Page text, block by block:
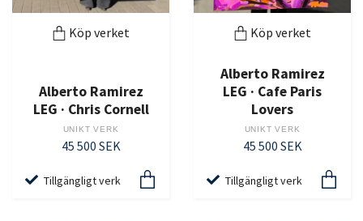
Köp verket
Alberto Ramirez
LEG · Chris Cornell
UNIKT VERK
45 500 SEK
Tillgängligt verk
Köp verket
Alberto Ramirez
LEG · Cafe Paris
Lovers
UNIKT VERK
45 500 SEK
Tillgängligt verk